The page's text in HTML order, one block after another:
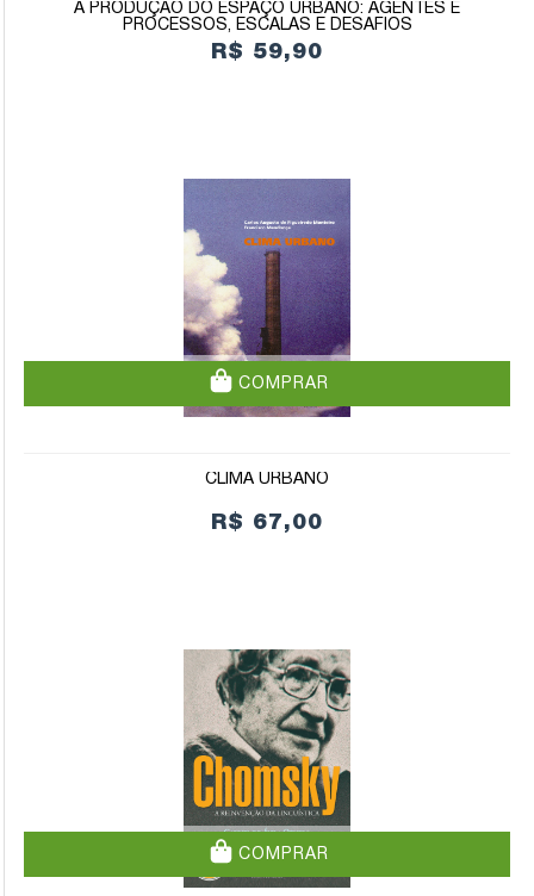
A PRODUÇÃO DO ESPAÇO URBANO: AGENTES E
PROCESSOS, ESCALAS E DESAFIOS
R$ 59,90
COMPRAR
CLIMA URBANO
R$ 67,00
COMPRAR